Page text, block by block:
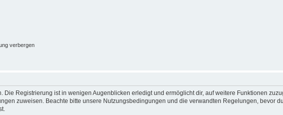
verbergen
Registrierung ist in wenigen Augenblicken erledigt und ermöglicht dir, auf weitere Funktionen
zuweisen. Beachte bitte unsere Nutzungsbedingungen und die verwandten Regelungen, bevor